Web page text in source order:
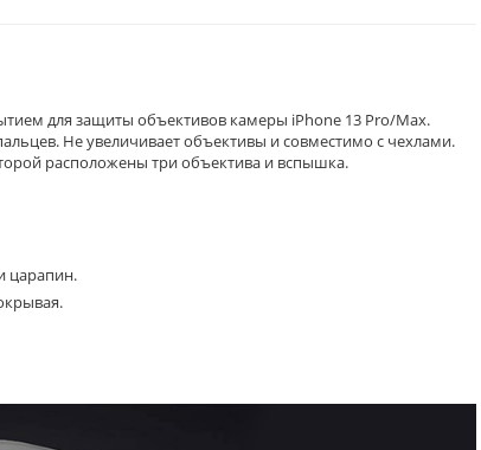
для защиты объективов камеры iPhone 13 Pro/Max.
Не увеличивает объективы и совместимо с чехлами.
расположены три объектива и вспышка.
царапин.